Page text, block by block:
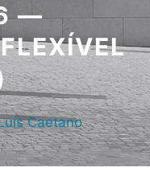
—
Caetano